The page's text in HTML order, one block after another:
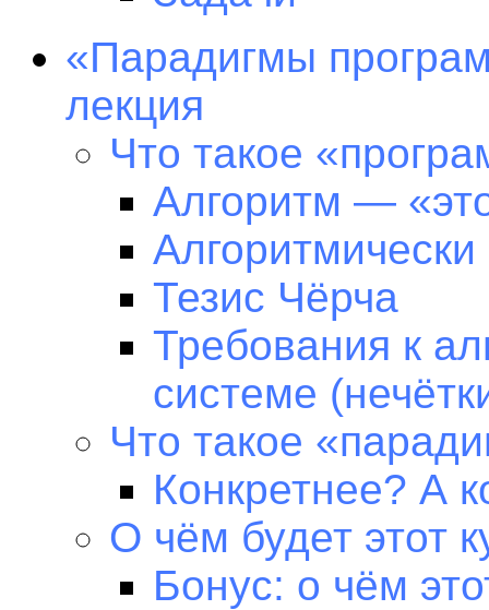
«Парадигмы
лекция
Что такое
Алгоритм —
Тезис Чёрча
Требования к
системе
Что такое
Конкретнее? А
О чём будет этот
Бонус: о чём